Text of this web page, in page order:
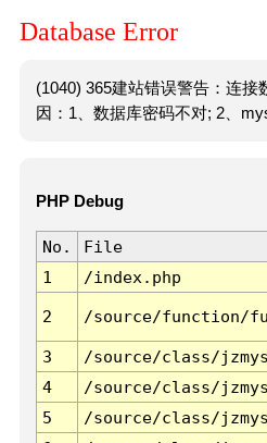
Database Error
(1040) 365建站错误警告：连接
因：1、数据库密码不对; 2、
PHP Debug
No. File
1
/index.php
2 /source/function/
3 /source/class/
4
/source/class/
5
/source/class/